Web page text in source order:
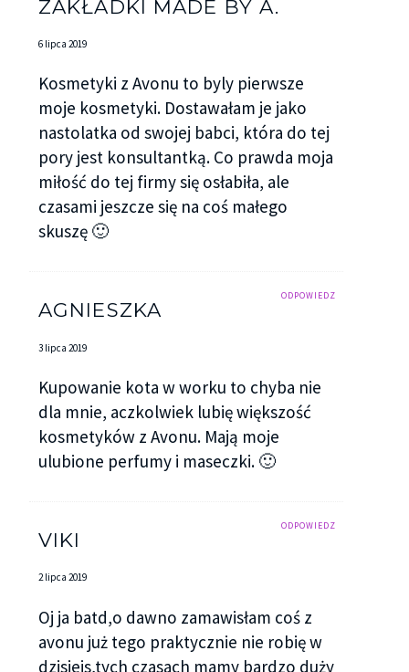
ZAKŁADKI MADE BY A.
6 lipca 2019
Kosmetyki z Avonu to byly pierwsze
moje kosmetyki. Dostawałam je jako
nastolatka od swojej babci, która do tej
pory jest konsultantką. Co prawda moja
miłość do tej firmy się osłabiła, ale
czasami jeszcze się na coś małego
skuszę 🙂
ODPOWIEDZ
AGNIESZKA
3 lipca 2019
Kupowanie kota w worku to chyba nie
dla mnie, aczkolwiek lubię większość
kosmetyków z Avonu. Mają moje
ulubione perfumy i maseczki. 🙂
ODPOWIEDZ
VIKI
2 lipca 2019
Oj ja batd,o dawno zamawisłam coś z
avonu już tego praktycznie nie robię w
dzisiejs,tych czasach mamy bardzo duży